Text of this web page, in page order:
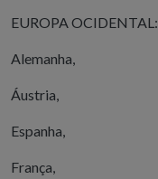
EUROPA OCIDENTAL:
Alemanha,
Áustria,
Espanha,
França,